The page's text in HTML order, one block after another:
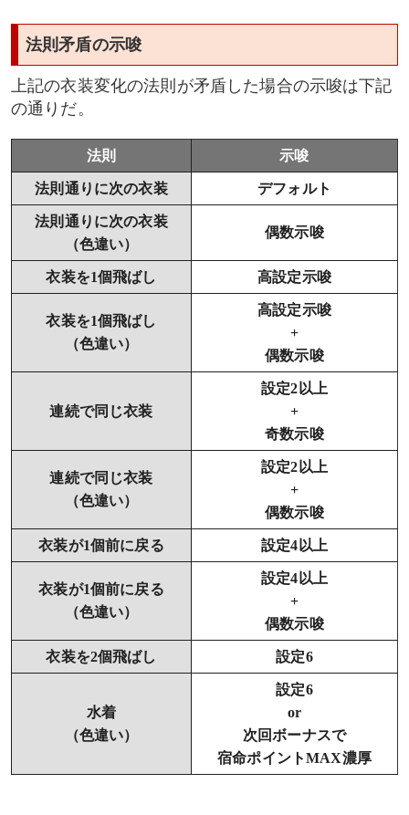
法則矛盾の示唆
上記の衣装変化の法則が矛盾した場合の示唆は下記
の通りだ。
法則 示唆
法則通りに次の衣装 デフォルト
法則通りに次の衣装
（色違い）
偶数示唆
衣装を1個飛ばし 高設定示唆
衣装を1個飛ばし
（色違い）
高設定示唆
+
偶数示唆
連続で同じ衣装
設定2以上
+
奇数示唆
連続で同じ衣装
（色違い）
設定2以上
+
偶数示唆
衣装が1個前に戻る 設定4以上
衣装が1個前に戻る
（色違い）
設定4以上
+
偶数示唆
衣装を2個飛ばし 設定6
水着
（色違い）
設定6
or
次回ボーナスで
宿命ポイントMAX濃厚